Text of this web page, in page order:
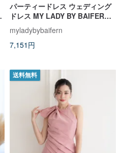
パーティードレス ウェディング
ドレス MY LADY BY BAIFERN -
ML0482
myladybybaifern
7,151円
送料無料